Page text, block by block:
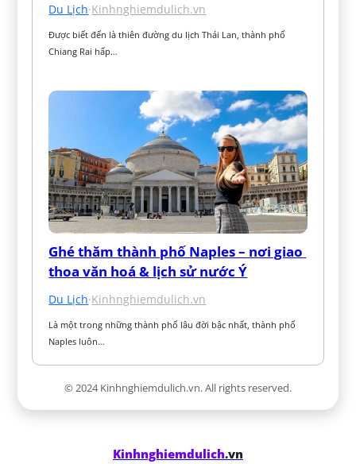
Du Lịch·Kinhnghiemdulich.vn
Được biết đến là thiên đường du lịch Thái Lan, thành phố
Chiang Rai hấp…
Ghé thăm thành phố Naples – nơi giao
thoa văn hoá & lịch sử nước Ý
Du Lịch·Kinhnghiemdulich.vn
Là một trong những thành phố lâu đời bậc nhất, thành phố
Naples luôn…
© 2024 Kinhnghiemdulich.vn. All rights reserved.
Kinhnghiemdulich.vn